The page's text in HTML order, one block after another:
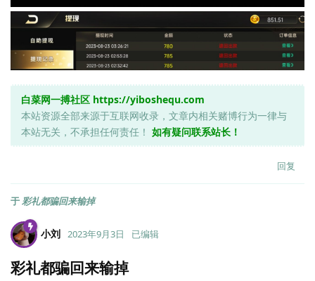
白菜网一搏社区 https://yiboshequ.com
本站资源全部来源于互联网收录，文章内相关赌博行为一律与
本站无关，不承担任何责任！ 如有疑问联系站长！
回复
于彩礼都骗回来输掉
小刘 2023年9月3日 已编辑
彩礼都骗回来输掉